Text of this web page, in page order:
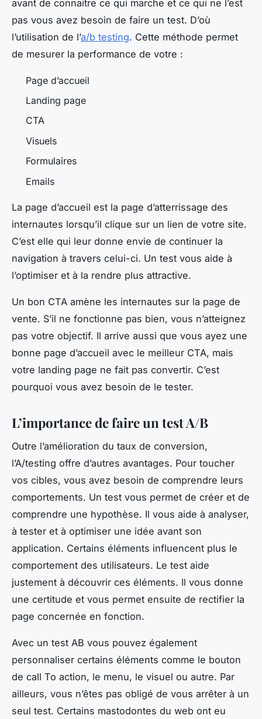
avant de connaitre ce qui marche et ce qui ne l’est
pas vous avez besoin de faire un test. D’où
l’utilisation de l’a/b testing. Cette méthode permet
de mesurer la performance de votre :
Page d’accueil
Landing page
CTA
Visuels
Formulaires
Emails
La page d’accueil est la page d’atterrissage des
internautes lorsqu’il clique sur un lien de votre site.
C’est elle qui leur donne envie de continuer la
navigation à travers celui-ci. Un test vous aide à
l’optimiser et à la rendre plus attractive.
Un bon CTA amène les internautes sur la page de
vente. S’il ne fonctionne pas bien, vous n’atteignez
pas votre objectif. Il arrive aussi que vous ayez une
bonne page d’accueil avec le meilleur CTA, mais
votre landing page ne fait pas convertir. C’est
pourquoi vous avez besoin de le tester.
L’importance de faire un test A/B
Outre l’amélioration du taux de conversion,
l’A/testing offre d’autres avantages. Pour toucher
vos cibles, vous avez besoin de comprendre leurs
comportements. Un test vous permet de créer et de
comprendre une hypothèse. Il vous aide à analyser,
à tester et à optimiser une idée avant son
application. Certains éléments influencent plus le
comportement des utilisateurs. Le test aide
justement à découvrir ces éléments. Il vous donne
une certitude et vous permet ensuite de rectifier la
page concernée en fonction.
Avec un test AB vous pouvez également
personnaliser certains éléments comme le bouton
de call To action, le menu, le visuel ou autre. Par
ailleurs, vous n’êtes pas obligé de vous arrêter à un
seul test. Certains mastodontes du web ont eu